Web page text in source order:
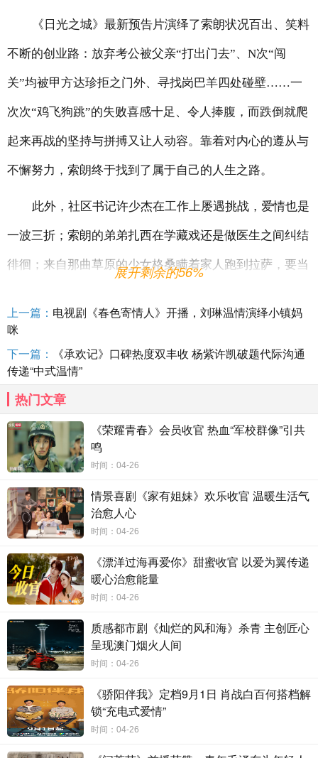
《日光之城》最新预告片演绎了索朗状况百出、笑料
不断的创业路：放弃考公被父亲“打出门去”、N次“闯
关”均被甲方达珍拒之门外、寻找岗巴羊四处碰壁……一
次次“鸡飞狗跳”的失败喜感十足、令人捧腹，而跌倒就爬
起来再战的坚持与拼搏又让人动容。靠着对内心的遵从与
不懈努力，索朗终于找到了属于自己的人生之路。
此外，社区书记许少杰在工作上屡遇挑战，爱情也是
一波三折；索朗的弟弟扎西在学藏戏还是做医生之间纠结
徘徊；来自那曲草原的少女格桑瞒着家人跑到拉萨，要当
人心态的角色刻画，剧中几位年轻人坚持不懈的追梦路，
一如当下所有“奋斗者”的真实写照，“燃”点十足，引人共
鸣。
“离开西藏是为了更好地回来。”故事轻松基调的背
后，当代西藏青年建设家乡的热忱也将观众的好奇心“拉
满”，让人十分期待在完整的剧集中，这群生活在“日光之
城”拉萨的西藏年轻一代，将会演绎出怎样幽默诙谐、活
力四射的精彩故事。
展开剩余的56%
上一篇： 电视剧《春色寄情人》开播，刘琳温情演绎小镇妈
咪
下一篇：
《承欢记》口碑热度双丰收 杨紫许凯破题代际沟通
传递“中式温情”
热门文章
《荣耀青春》会员收官 热血“军校群像”引共
鸣
时间：04-26
情景喜剧《家有姐妹》欢乐收官 温暖生活气
治愈人心
时间：04-26
《漂洋过海再爱你》甜蜜收官 以爱为翼传递
暖心治愈能量
时间：04-26
质感都市剧《灿烂的风和海》杀青 主创匠心
呈现澳门烟火人间
时间：04-26
《骄阳伴我》定档9月1日 肖战白百何搭档解
锁“充电式爱情”
时间：04-26